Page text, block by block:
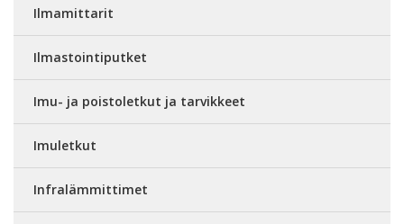
Ilmamittarit
Ilmastointiputket
Imu- ja poistoletkut ja tarvikkeet
Imuletkut
Infralämmittimet